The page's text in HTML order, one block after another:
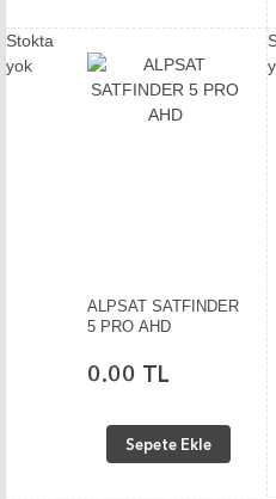
Stokta
yok
ALPSAT SATFINDER
5 PRO AHD
0.00 TL
Sepete Ekle